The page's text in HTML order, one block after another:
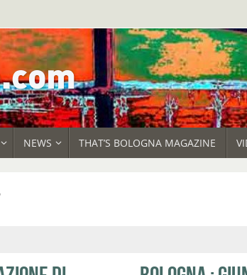
NEWS THAT’S BOLOGNA MAGAZINE